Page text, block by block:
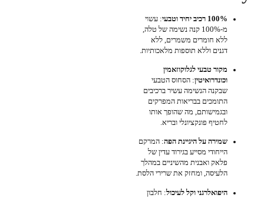
100% רכיב יחיד וטבעי
: עשוי
מ-100% קנה נשימה של טלה,
ללא חומרים משמרים, ללא
דגנים וללא תוספות מלאכותיות.
מקור טבעי לגלוקוזאמין
וכונדרואיטין: הסחוס הטבעי
שבקנה הנשימה עשיר ברכיבים
התומכים בבריאות המפרקים
ובגמישותם, מה שהופך אותו
לחטיף פונקציונלי ובריא.
שמירה על היגיינת הפה: המרקם
הייחודי מסייע בגירוד עדין של
פלאק ואבנית מהשיניים במהלך
הלעיסה, ומחזק את שרירי הלסת.
היפואלרגני וקל לעיכול: חלבון